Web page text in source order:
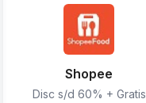
Shopee
Disc s/d 60% + Gratis
Tulis Ulasan